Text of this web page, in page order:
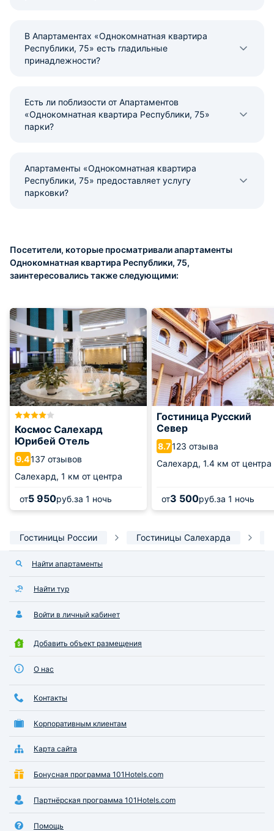
В Апартаментах «Однокомнатная квартира
Республики, 75» есть гладильные
принадлежности?
Есть ли поблизости от Апартаментов
«Однокомнатная квартира Республики, 75»
парки?
Апартаменты «Однокомнатная квартира
Республики, 75» предоставляет услугу
парковки?
Посетители, которые просматривали апартаменты
Однокомнатная квартира Республики, 75,
заинтересовались также следующими:
Космос Салехард
Юрибей Отель
9.4137 отзывов
Салехард, 1 км от центра
от5 950руб.за 1 ночь
Гостиница Русский
Север
8.7123 отзыва
Салехард, 1.4 км от центра
от3 500руб.за 1 ночь
Гостиницы России Гостиницы Салехарда
Найти апартаменты
Найти тур
Войти в личный кабинет
Добавить объект размещения
О нас
Контакты
Корпоративным клиентам
Карта сайта
Бонусная программа 101Hotels.com
Партнёрская программа 101Hotels.com
Помощь